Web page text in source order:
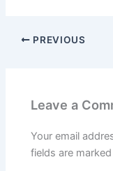
PREVIOUS
Leave a
Your email
fields are marked